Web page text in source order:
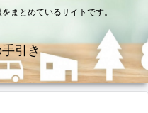
まとめているサイトです。
引き